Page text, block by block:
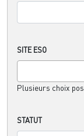
SITE ESO
Plusieurs choix
STATUT